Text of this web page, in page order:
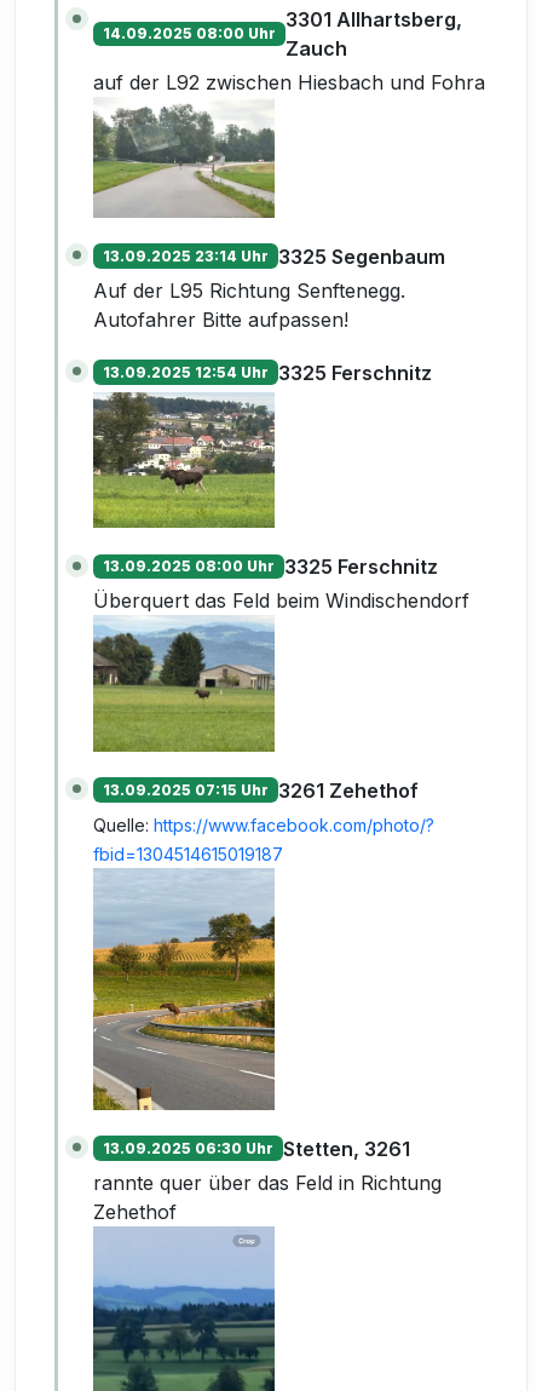
14.09.2025 08:00 Uhr
3301 Allhartsberg,
Zauch
auf der L92 zwischen Hiesbach und Fohra
13.09.2025 23:14 Uhr 3325 Segenbaum
Auf der L95 Richtung Senftenegg.
Autofahrer Bitte aufpassen!
13.09.2025 12:54 Uhr 3325 Ferschnitz
13.09.2025 08:00 Uhr 3325 Ferschnitz
Überquert das Feld beim Windischendorf
13.09.2025 07:15 Uhr 3261 Zehethof
Quelle: https://www.facebook.com/photo/?
fbid=1304514615019187
13.09.2025 06:30 Uhr Stetten, 3261
rannte quer über das Feld in Richtung
Zehethof